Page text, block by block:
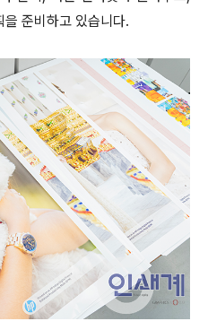
준비하고 있습니다.